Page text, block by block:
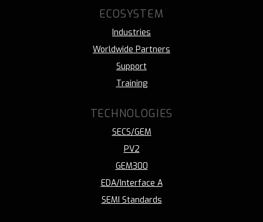
ECOSYSTEM
Industries
Worldwide Partners
Support
Training
TECHNOLOGIES
SECS/GEM
PV2
GEM300
EDA/Interface A
SEMI Standards